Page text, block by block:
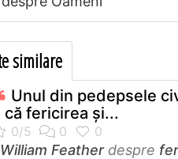
similare
Unul din pedepsele
că fericirea şi...
William Featherdespre